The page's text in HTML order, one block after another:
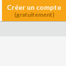
Créer un compte
(gratuitement)